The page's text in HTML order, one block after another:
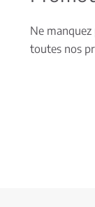
Ne
toutes nos